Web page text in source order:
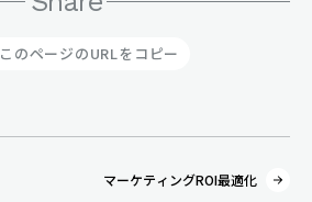
このページのURLをコピー
マーケティングROI最適化